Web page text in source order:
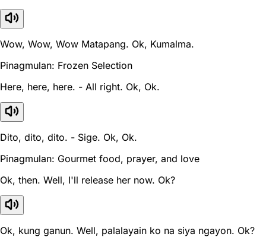
Wow, Wow, Wow Matapang. Ok, Kumalma.
Pinagmulan: Frozen Selection
Here, here, here. - All right. Ok, Ok.
Dito, dito, dito. - Sige. Ok, Ok.
Pinagmulan: Gourmet food, prayer, and love
Ok, then. Well, I'll release her now. Ok?
Ok, kung ganun. Well, palalayain ko na siya ngayon. Ok?